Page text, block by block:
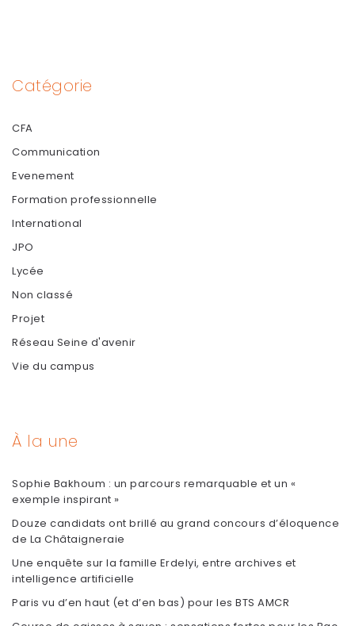
Catégorie
CFA
Communication
Evenement
Formation professionnelle
International
JPO
Lycée
Non classé
Projet
Réseau Seine d'avenir
Vie du campus
À la une
Sophie Bakhoum : un parcours remarquable et un «
exemple inspirant »
Douze candidats ont brillé au grand concours d’éloquence
de La Châtaigneraie
Une enquête sur la famille Erdelyi, entre archives et
intelligence artificielle
Paris vu d’en haut (et d’en bas) pour les BTS AMCR